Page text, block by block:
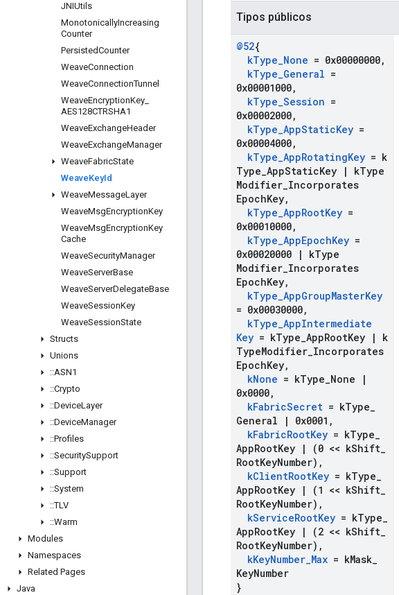
JNIUtils
MonotonicallyIncreasing
Counter
PersistedCounter
WeaveConnection
WeaveConnectionTunnel
WeaveEncryptionKey
AES128CTRSHA1
WeaveExchangeHeader
WeaveExchangeManager
WeaveFabricState
WeaveKeyId
WeaveMessageLayer
WeaveMsgEncryptionKey
WeaveMsgEncryptionKey
Cache
WeaveSecurityManager
WeaveServerBase
WeaveServerDelegateBase
WeaveSessionKey
WeaveSessionState
Structs
Unions
::ASN1
::Crypto
::DeviceLayer
::DeviceManager
::Profiles
::SecuritySupport
::Support
::System
::TLV
::Warm
Modules
Namespaces
Related Pages
Java
Tipos públicos
@52{
kType_None = 0x00000000,
kType_General =
0x00001000,
kType_Session =
0x00002000,
kType_AppStaticKey =
0x00004000,
kType_AppRotatingKey = k
Type AppStaticKey | kType
Modifier Incorporates
EpochKey,
kType_AppRootKey =
0x00010000,
kType_AppEpochKey =
0x00020000
| kType
Modifier Incorporates
EpochKey,
kType_AppGroupMasterKey
= 0x00030000,
kType_AppIntermediate
Key = kType AppRootKey |
k
TypeModifier Incorporates
EpochKey,
kNone = kType None
|
0x0000,
kFabricSecret = kType
General
| 0x0001 ,
kFabricRootKey = kType
AppRootKey | (0 << kShift
RootKeyNumber) ,
kClientRootKey = kType
AppRootKey | (1 << kShift
RootKeyNumber) ,
kServiceRootKey = kType
AppRootKey | (2 << kShift
RootKeyNumber) ,
kKeyNumber_Max = kMask
KeyNumber
}